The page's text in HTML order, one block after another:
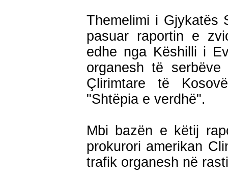
Themelimi i Gjykatës
pasuar raportin e
edhe nga Këshilli i
organesh të
Çlirimtare të
"Shtëpia e verdhë".
Mbi bazën e këtij
prokurori amerikan
trafik organesh në